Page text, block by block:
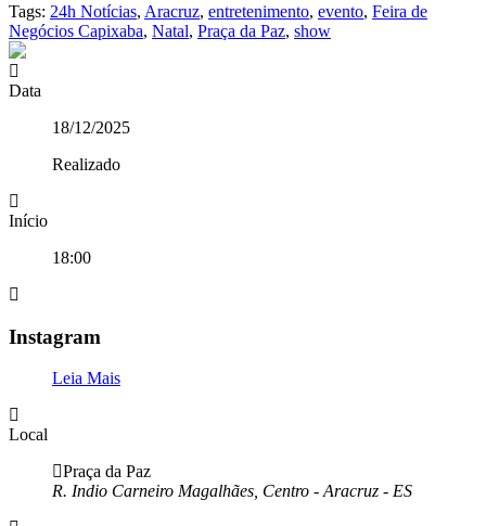
Tags: 24h Notícias, Aracruz, entretenimento, evento, Feira de
Negócios Capixaba, Natal, Praça da Paz, show
Data
18/12/2025
Realizado
Início
18:00
Instagram
Leia Mais
Local
Praça da Paz
R. Indio Carneiro Magalhães, Centro - Aracruz - ES